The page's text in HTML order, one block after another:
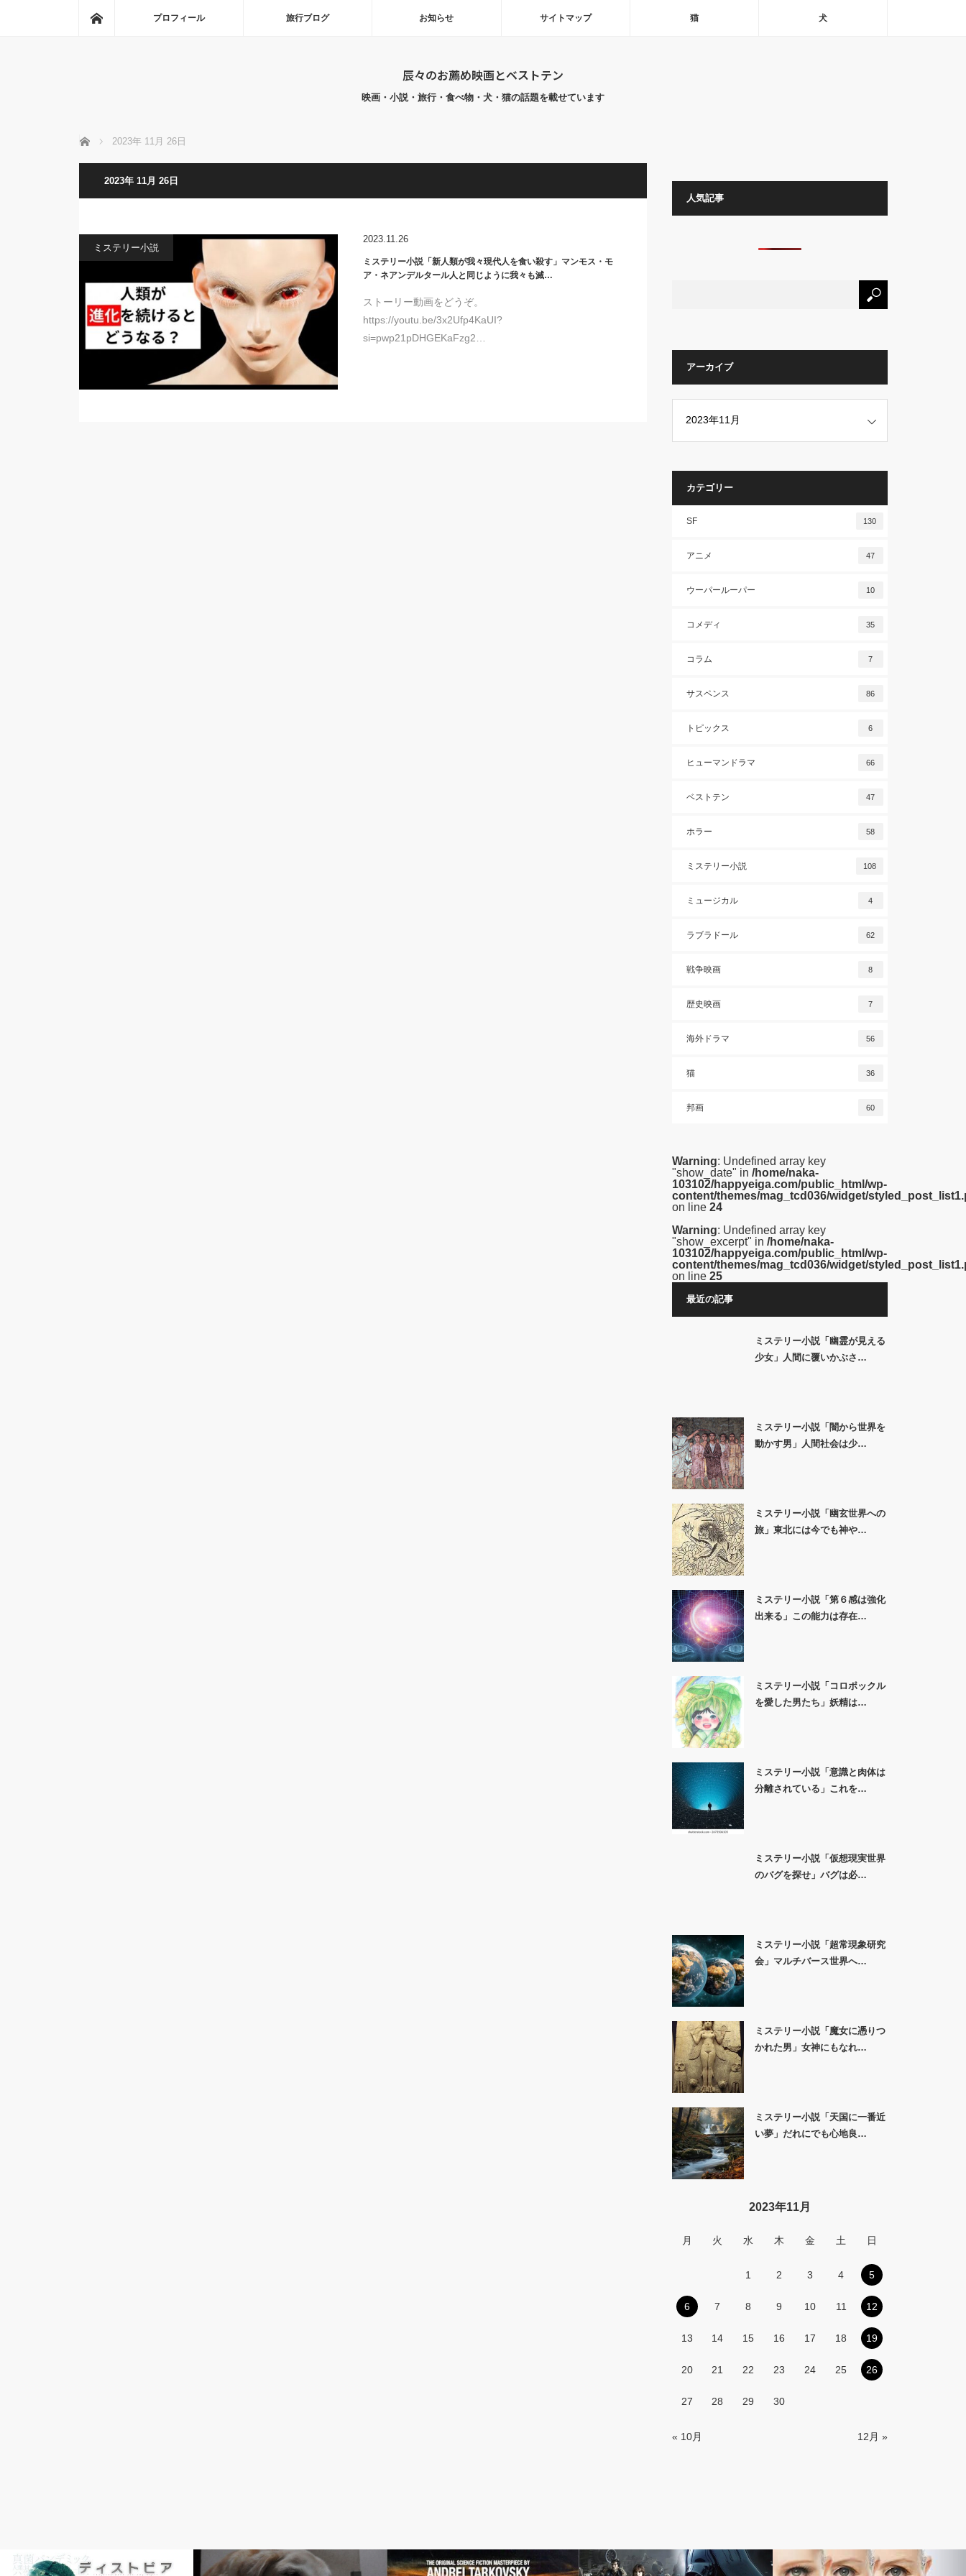
プロフィール 旅行ブログ お知らせ サイトマップ 猫 犬
辰々のお薦め映画とベストテン
映画・小説・旅行・食べ物・犬・猫の話題を載せています
ホーム 2023年 11月 26日
2023年 11月 26日
ミステリー小説
2023.11.26
ミステリー小説「新人類が我々現代人を食い殺す」マンモス・モ
ア・ネアンデルタール人と同じように我々も滅…
ストーリー動画をどうぞ。
https://youtu.be/3x2Ufp4KaUI?
si=pwp21pDHGEKaFzg2…
人気記事
アーカイブ
カテゴリー
SF 130
アニメ 47
ウーパールーパー 10
コメディ 35
コラム 7
サスペンス 86
トピックス 6
ヒューマンドラマ 66
ベストテン 47
ホラー 58
ミステリー小説 108
ミュージカル 4
ラブラドール 62
戦争映画 8
歴史映画 7
海外ドラマ 56
猫 36
邦画 60
Warning: Undefined array key
"show_date" in /home/naka-
103102/happyeiga.com/public_html/wp-
content/themes/mag_tcd036/widget/
on line 24
Warning: Undefined array key
"show_excerpt" in /home/naka-
103102/happyeiga.com/public_html/wp-
content/themes/mag_tcd036/widget/
on line 25
最近の記事
ミステリー小説「幽霊が見える
少女」人間に覆いかぶさ…
ミステリー小説「闇から世界を
動かす男」人間社会は少…
ミステリー小説「幽玄世界への
旅」東北には今でも神や…
ミステリー小説「第６感は強化
出来る」この能力は存在…
ミステリー小説「コロポックル
を愛した男たち」妖精は…
ミステリー小説「意識と肉体は
分離されている」これを…
ミステリー小説「仮想現実世界
のバグを探せ」バグは必…
ミステリー小説「超常現象研究
会」マルチバース世界へ…
ミステリー小説「魔女に憑りつ
かれた男」女神にもなれ…
ミステリー小説「天国に一番近
い夢」だれにでも心地良…
2023年11月
月 火 水 木 金 土 日
1 2 3 4 5
6 7 8 9 10 11 12
13 14 15 16 17 18 19
20 21 22 23 24 25 26
27 28 29 30
« 10月 12月 »